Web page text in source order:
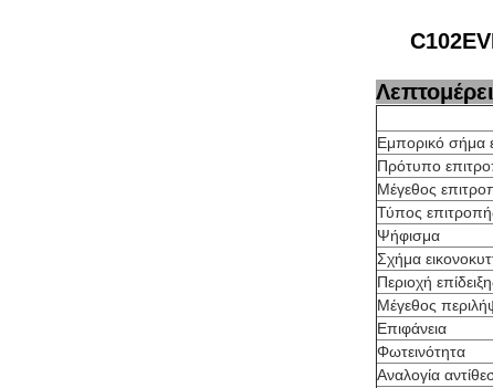
Εμπορικό σήμα
Πρότυπο
Μέγεθος
Τύπος
Ψήφισμα
Σχήμα
Περιοχή
Μέγεθος
Επιφάνεια
Φωτεινότητα
Αναλογία